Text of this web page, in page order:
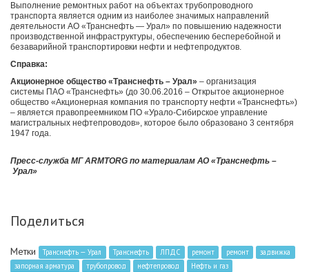
Выполнение ремонтных работ на объектах трубопроводного
транспорта является одним из наиболее значимых направлений
деятельности АО «Транснефть — Урал» по повышению надежности
производственной инфраструктуры, обеспечению бесперебойной и
безаварийной транспортировки нефти и нефтепродуктов.
Справка:
Акционерное общество «Транснефть – Урал» – организация
системы ПАО «Транснефть» (до 30.06.2016 – Открытое акционерное
общество «Акционерная компания по транспорту нефти «Транснефть»)
– является правопреемником ПО «Урало-Сибирское управление
магистральных нефтепроводов», которое было образовано 3 сентября
1947 года.
Пресс-служба МГ ARMTORG по материалам АО «Транснефть –
Урал»
Поделиться
Метки Транснефть — Урал Транснефть ЛПДС ремонт ремонт
задвижка
запорная арматура
трубопровод нефтепровод
Нефть и газ